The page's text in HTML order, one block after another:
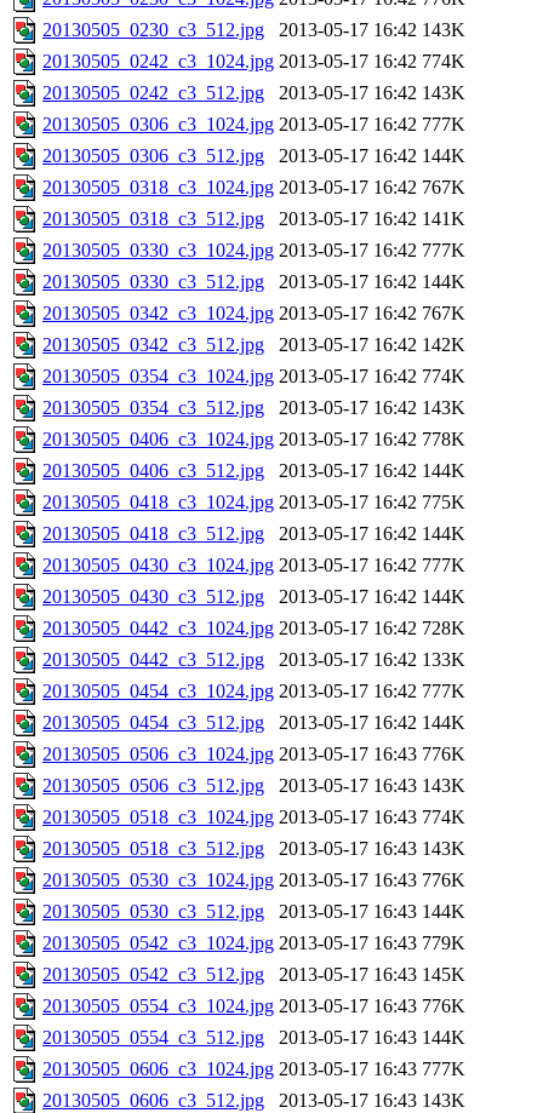
20130505_0230_c3_512.jpg
2013-05-17 16:42 143K
20130505_0242_c3_1024.jpg 2013-05-17 16:42 774K
20130505_0242_c3_512.jpg
2013-05-17 16:42 143K
20130505_0306_c3_1024.jpg 2013-05-17 16:42 777K
20130505_0306_c3_512.jpg
2013-05-17 16:42 144K
20130505_0318_c3_1024.jpg 2013-05-17 16:42 767K
20130505_0318_c3_512.jpg
2013-05-17 16:42 141K
20130505_0330_c3_1024.jpg 2013-05-17 16:42 777K
20130505_0330_c3_512.jpg
2013-05-17 16:42 144K
20130505_0342_c3_1024.jpg 2013-05-17 16:42 767K
20130505_0342_c3_512.jpg
2013-05-17 16:42 142K
20130505_0354_c3_1024.jpg 2013-05-17 16:42 774K
20130505_0354_c3_512.jpg
2013-05-17 16:42 143K
20130505_0406_c3_1024.jpg 2013-05-17 16:42 778K
20130505_0406_c3_512.jpg
2013-05-17 16:42 144K
20130505_0418_c3_1024.jpg 2013-05-17 16:42 775K
20130505_0418_c3_512.jpg
2013-05-17 16:42 144K
20130505_0430_c3_1024.jpg 2013-05-17 16:42 777K
20130505_0430_c3_512.jpg
2013-05-17 16:42 144K
20130505_0442_c3_1024.jpg 2013-05-17 16:42 728K
20130505_0442_c3_512.jpg
2013-05-17 16:42 133K
20130505_0454_c3_1024.jpg 2013-05-17 16:42 777K
20130505_0454_c3_512.jpg
2013-05-17 16:42 144K
20130505_0506_c3_1024.jpg 2013-05-17 16:43 776K
20130505_0506_c3_512.jpg
2013-05-17 16:43 143K
20130505_0518_c3_1024.jpg 2013-05-17 16:43 774K
20130505_0518_c3_512.jpg
2013-05-17 16:43 143K
20130505_0530_c3_1024.jpg 2013-05-17 16:43 776K
20130505_0530_c3_512.jpg
2013-05-17 16:43 144K
20130505_0542_c3_1024.jpg 2013-05-17 16:43 779K
20130505_0542_c3_512.jpg
2013-05-17 16:43 145K
20130505_0554_c3_1024.jpg 2013-05-17 16:43 776K
20130505_0554_c3_512.jpg
2013-05-17 16:43 144K
20130505_0606_c3_1024.jpg 2013-05-17 16:43 777K
20130505_0606_c3_512.jpg
2013-05-17 16:43 143K